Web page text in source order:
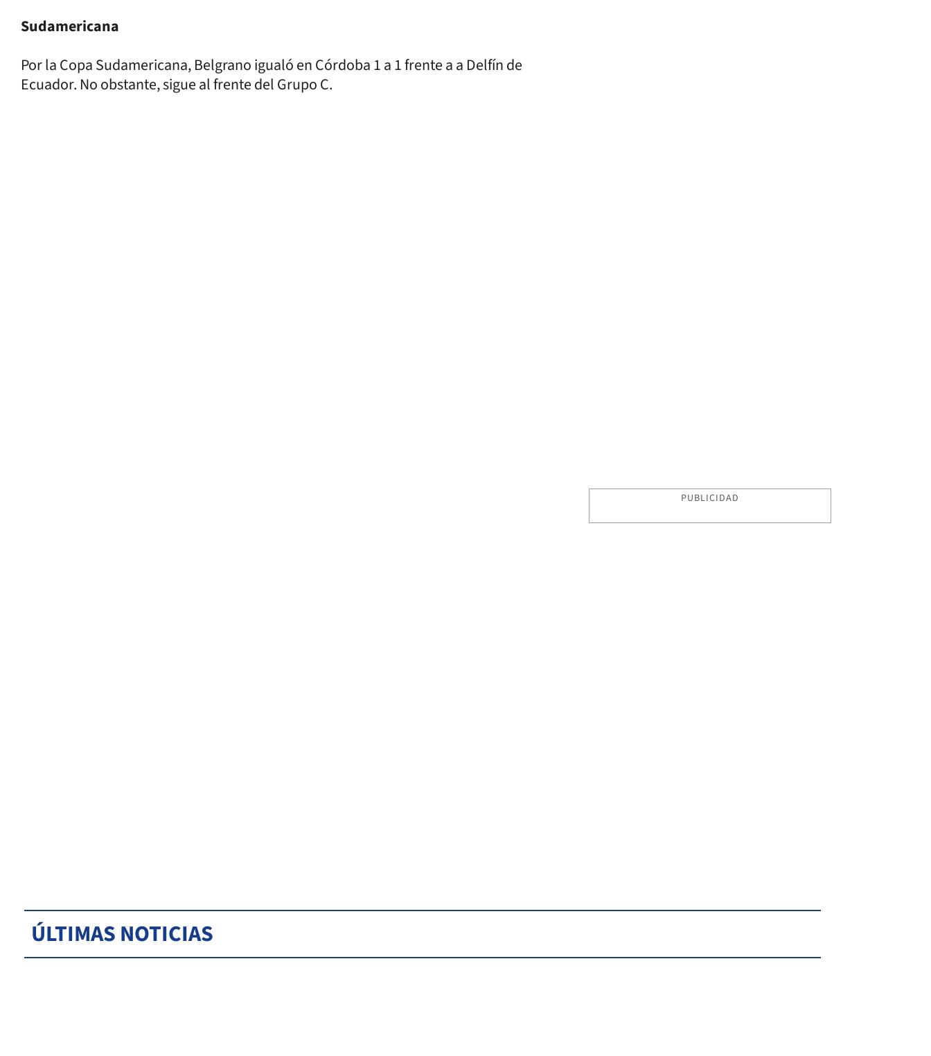
Sudamericana
Por la Copa Sudamericana, Belgrano igualó en Córdoba 1 a 1 frente a a Delfín de
Ecuador. No obstante, sigue al frente del Grupo C.
PUBLICIDAD
ÚLTIMAS NOTICIAS